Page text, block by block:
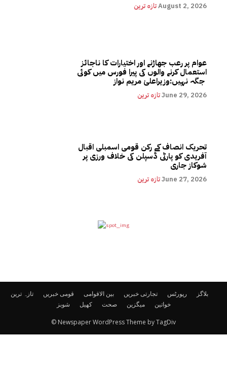
تازہ ترینAugust 2, 2026
عوام پر رعب جھاڑنے اور اختیارات کا ناجائز
استعمال کرنے والوں کی پیرا فورس میں کوئی
تازہ ترینJune 29, 2026
تحریک انصاف کے رکن قومی اسمبلی اقبال
آفریدی کو پارٹی ڈسپلن کی خلاف ورزی پر
شوکاز جاری
تازہ ترینJune 27, 2026
تازہ ترین قومی خبریں بین الاقوامی تجارتی خبریں رپورٹس
بلاگز
شوبز
کھیل صحت میگزین خواتین
© Newspaper WordPress Theme by TagDiv